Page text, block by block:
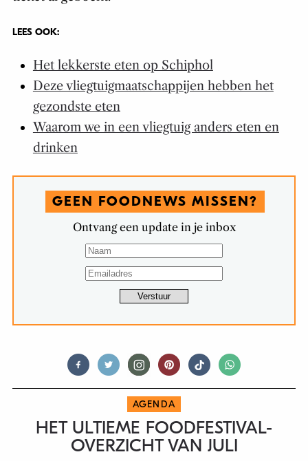
LEES OOK:
Het lekkerste eten op Schiphol
Deze vliegtuigmaatschappijen hebben het
gezondste eten
Waarom we in een vliegtuig anders eten en
drinken
GEEN FOODNEWS MISSEN?
Ontvang een update in je inbox
AGENDA
HET ULTIEME FOODFESTIVAL-
OVERZICHT VAN JULI